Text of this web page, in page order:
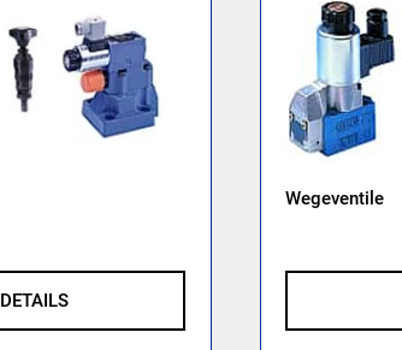
DETAILS
Wegeventile